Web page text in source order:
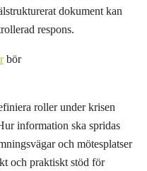
dokument kan
respons.
bör
roller under krisen
information ska spridas
och mötesplatser
och praktiskt stöd för